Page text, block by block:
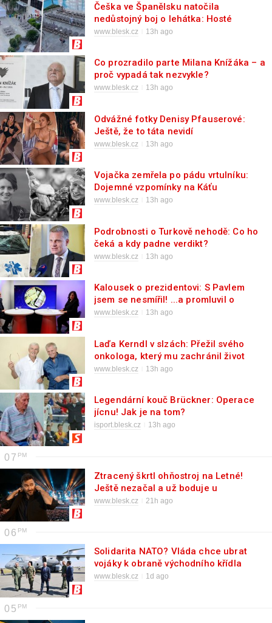
Češka ve Španělsku natočila
nedůstojný boj o lehátka: Hosté
sprintovali a strkali se
www.blesk.cz 13h ago
Co prozradilo parte Milana Knížáka – a
proč vypadá tak nezvykle?
www.blesk.cz 13h ago
Odvážné fotky Denisy Pfauserové:
Ještě, že to táta nevidí
www.blesk.cz 13h ago
Vojačka zemřela po pádu vrtulníku:
Dojemné vzpomínky na Káťu
www.blesk.cz 13h ago
Podrobnosti o Turkově nehodě: Co ho
čeká a kdy padne verdikt?
www.blesk.cz 13h ago
Kalousek o prezidentovi: S Pavlem
jsem se nesmířil! ...a promluvil o
návratu
www.blesk.cz 13h ago
Laďa Kerndl v slzách: Přežil svého
onkologa, který mu zachránil život
www.blesk.cz 13h ago
Legendární kouč Brückner: Operace
jícnu! Jak je na tom?
isport.blesk.cz 13h ago
07
Ztracený škrtl ohňostroj na Letné!
Ještě nezačal a už boduje u
Pražanů
www.blesk.cz 21h ago
06
Solidarita NATO? Vláda chce ubrat
vojáky k obraně východního křídla
www.blesk.cz 1d ago
05